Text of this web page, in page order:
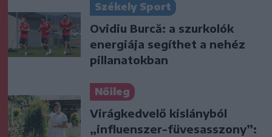
Székely Sport
Ovidiu Burcă: a szurkolók
energiája segíthet a nehéz
pillanatokban
Nőileg
Virágkedvelő kislányból
„influenszer-füvesasszony”: